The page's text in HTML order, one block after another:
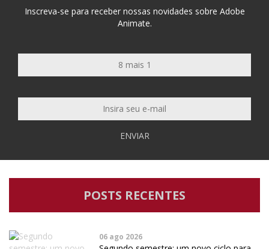
Inscreva-se para receber nossas novidades sobre Adobe
Animate.
ENVIAR
POSTS RECENTES
06 ago 2026